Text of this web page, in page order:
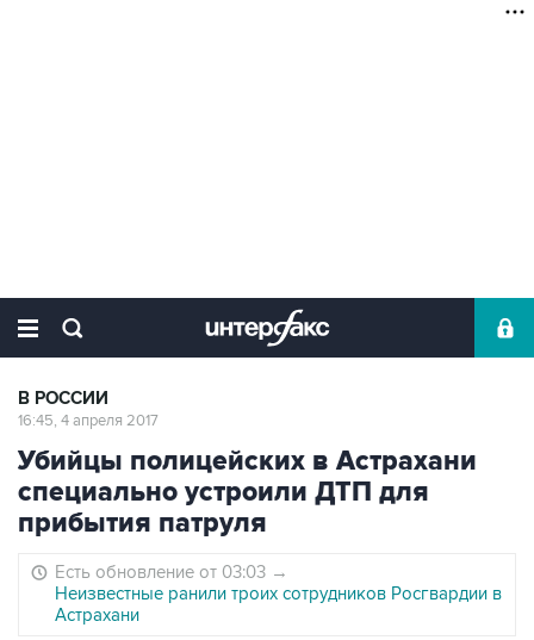
В РОССИИ
16:45, 4 апреля 2017
Убийцы полицейских в Астрахани
специально устроили ДТП для
прибытия патруля
Есть обновление от 03:03 →
Неизвестные ранили троих сотрудников Росгвардии в
Астрахани